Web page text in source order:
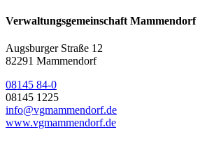
Verwaltungsgemeinschaft Mammendorf
Augsburger Straße 12
82291 Mammendorf
08145 84-0
08145 1225
info@vgmammendorf.de
www.vgmammendorf.de